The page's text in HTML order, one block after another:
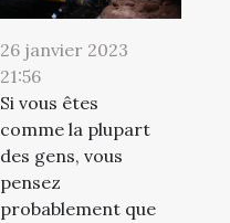
26 janvier 2023
21:56
Si vous êtes
comme la plupart
des gens, vous
pensez
probablement que